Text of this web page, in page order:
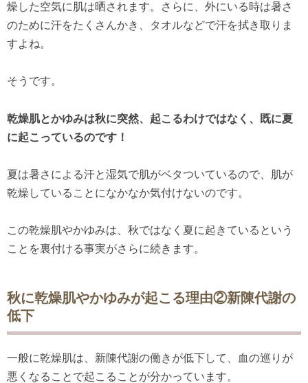
燥した空気に肌は晒されます。さらに、外にいる時は暑さ
のために汗をたくさんかき、タオルなどで汗を拭き取りま
すよね。
そうです。
乾燥肌とかゆみは秋に突然、起こるわけではなく、既に夏
に起こっているのです！
夏は暑さによる汗と湿気で肌がベタついているので、肌が
乾燥していることになかなか気付けないのです。
この乾燥肌やかゆみは、秋ではなく夏に起きているという
ことを裏付ける事実がさらに続きます。
秋に乾燥肌やかゆみが起こる理由②新陳代謝の
低下
一般に乾燥肌は、新陳代謝の働きが低下して、血の巡りが
悪くなることで起こることが分かっています。